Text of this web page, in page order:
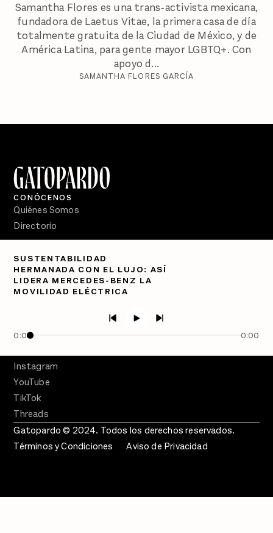
Samantha Flores es una trans-activista mexicana,
fundadora de Laetus Vitae, la primera casa de día
totalmente gratuita de la Ciudad de México, y de
América Latina, para gente mayor LGBTQ+. Con
apoyo d...
SAMANTHA FLORES GARCÍA
SUSTENTABILIDAD
HERMANADA CON EL LUJO: ASÍ
LIDERA MERCEDES-BENZ LA
MOVILIDAD ELÉCTRICA
0:00 0:00
CONÓCENOS
Quiénes Somos
Directorio
Semanario Gatopardo
En Qué Momento
Crecer en Distopía
Facebook
Instagram
YouTube
TikTok
Threads
Gatopardo © 2024. Todos los derechos reservados.
Términos y Condiciones
Aviso de Privacidad